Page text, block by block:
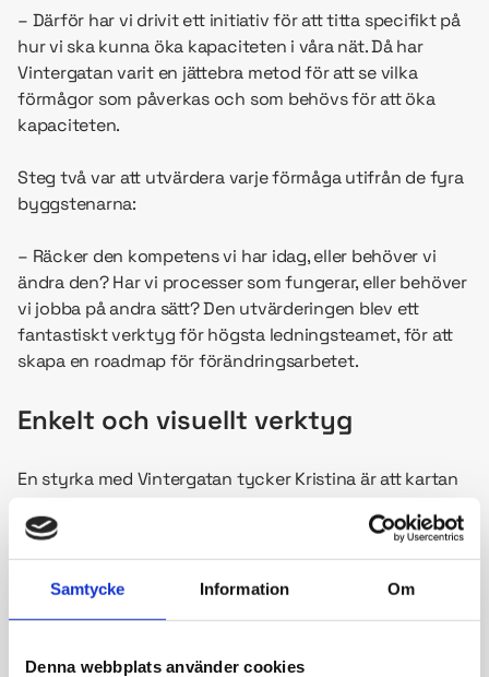
Samtycke Information Om
Denna webbplats använder cookies
– Därför har vi drivit ett initiativ för att titta specifikt på
hur vi ska kunna öka kapaciteten i våra nät. Då har
Vintergatan varit en jättebra metod för att se vilka
förmågor som påverkas och som behövs för att öka
kapaciteten.
Steg två var att utvärdera varje förmåga utifrån de fyra
byggstenarna:
– Räcker den kompetens vi har idag, eller behöver vi
ändra den? Har vi processer som fungerar, eller behöver
vi jobba på andra sätt? Den utvärderingen blev ett
fantastiskt verktyg för högsta ledningsteamet, för att
skapa en roadmap för förändringsarbetet.
Enkelt och visuellt verktyg
En styrka med Vintergatan tycker Kristina är att kartan
– Jag har ännu inte mött någon som tycker att kartan
är svår att ta till sig. Poängen är att vi utgår från samma
oavsett roller och avdelning. Vi får en samsyn som